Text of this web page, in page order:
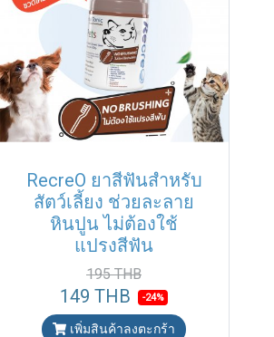
RecreO ยาสีฟันสำหรับ
สัตว์เลี้ยง ช่วยละลาย
หินปูน ไม่ต้องใช้
แปรงสีฟัน
195 THB
149 THB -24%
เพิ่มสินค้าลงตะกร้า